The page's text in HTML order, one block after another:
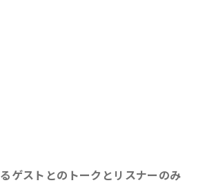
ゲストとのトークとリスナーのみ